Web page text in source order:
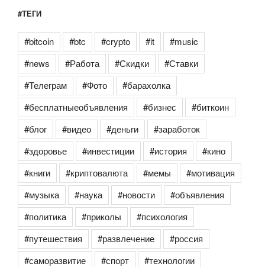
#ТЕГИ
#bitcoin #btc #crypto #it
#music
#news
#Работа #Скидки
#Ставки
#Телеграм
#Фото
#барахолка
#бесплатныеобъявления
#бизнес
#биткоин
#блог
#видео #деньги
#заработок
#здоровье
#инвестиции #история
#кино
#книги
#криптовалюта #мемы
#мотивация
#музыка
#наука #новости
#объявления
#политика
#приколы
#психология
#путешествия
#развлечение
#россия
#саморазвитие
#спорт
#технологии